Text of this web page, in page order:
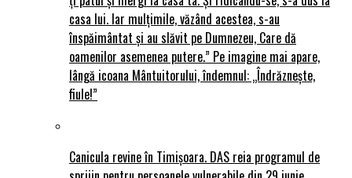
casa lui. Iar mulțimile, văzând acestea, s-au
înspăimântat și au slăvit pe Dumnezeu, Care dă
oamenilor asemenea putere.” Pe imagine mai apare,
lângă icoana Mântuitorului, îndemnul: „Îndrăznește,
fiule!”
Canicula revine în Timișoara. DAS reia programul de